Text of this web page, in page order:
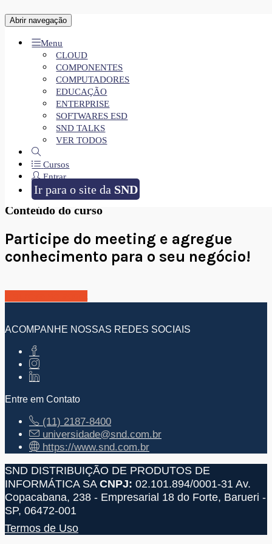
Abrir navegação
Menu
CLOUD
COMPONENTES
COMPUTADORES
EDUCAÇÃO
ENTERPRISE
SOFTWARES ESD
SND TALKS
VER TODOS
Cursos
Entrar
Ir para o site da SND
Entre com a sua conta
Esqueceu?
Não possui conta?CRIAR CONTA
SND Talks - Microsoft Security
Inscreva-se agora
Conteúdo do curso
Participe do meeting e agregue
conhecimento para o seu negócio!
ACOMPANHE NOSSAS REDES SOCIAIS
Entre em Contato
(11) 2187-8400
universidade@snd.com.br
https://www.snd.com.br
SND DISTRIBUIÇÃO DE PRODUTOS DE
INFORMÁTICA SA CNPJ: 02.101.894/0001-31Av.
Copacabana, 238 - Empresarial 18 do Forte, Barueri -
SP, 06472-001
Termos de Uso